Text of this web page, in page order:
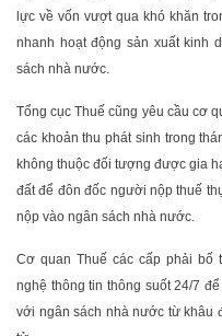
lực về vốn vượt qua khó khăn
nhanh hoạt động sản xuất kinh
sách nhà nước.
Tổng cục Thuế cũng yêu cầu cơ
các khoản thu phát sinh trong
không thuộc đối tượng được gia
đất để đôn đốc người nộp thuế
nộp vào ngân sách nhà nước.
Cơ quan Thuế các cấp phải bố
nghệ thông tin thông suốt 24/7
với ngân sách nhà nước từ khâu